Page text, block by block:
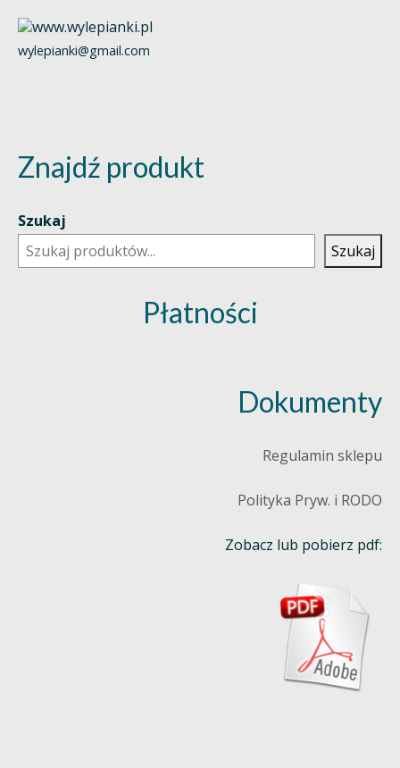
wylepianki@gmail.com
Znajdź produkt
Szukaj
Szukaj
Płatności
Dokumenty
Regulamin sklepu
Polityka Pryw. i RODO
Zobacz lub pobierz pdf: